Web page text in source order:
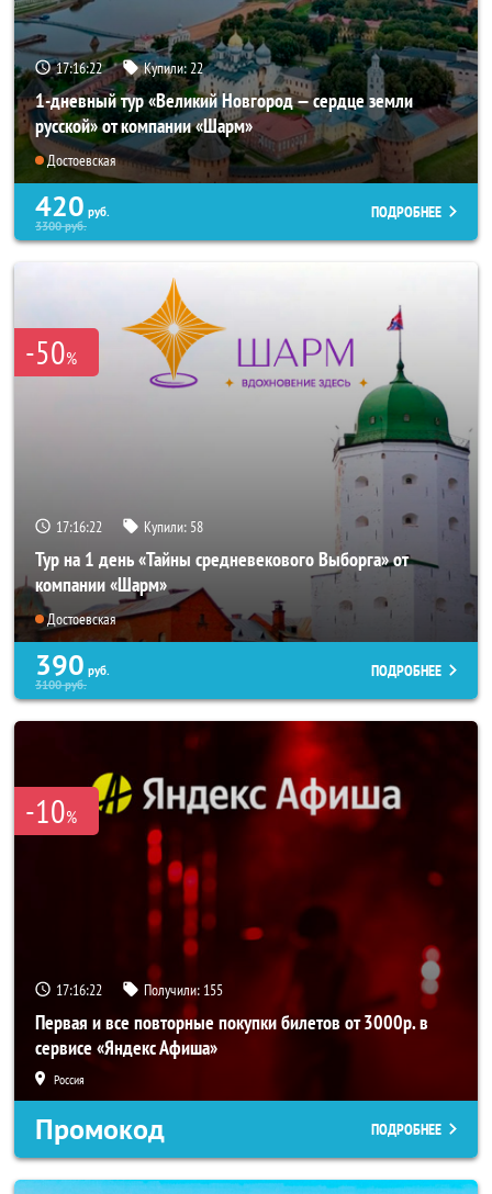
17:16:20 Купили: 22
1-дневный тур «Великий Новгород — сердце земли
русской» от компании «Шарм»
Достоевская
420 руб.
3300руб.
ПОДРОБНЕЕ
-50%
17:16:20 Купили: 58
Тур на 1 день «Тайны средневекового Выборга» от
компании «Шарм»
Достоевская
390 руб.
3100руб.
ПОДРОБНЕЕ
-10%
17:16:20 Получили: 155
Первая и все повторные покупки билетов от 3000р. в
сервисе «Яндекс Афиша»
Россия
Промокод ПОДРОБНЕЕ